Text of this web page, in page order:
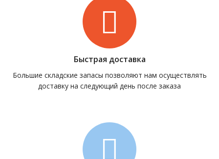
Быстрая доставка
Большие складские запасы позволяют нам осуществлять
доставку на следующий день после заказа